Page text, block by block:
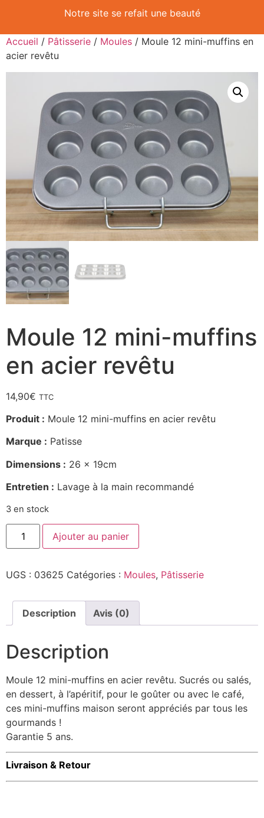
Notre site se refait une beauté
Accueil / Pâtisserie / Moules / Moule 12 mini-muffins en
acier revêtu
Moule 12 mini-muffins
en acier revêtu
14,90€ TTC
Produit : Moule 12 mini-muffins en acier revêtu
Marque : Patisse
Dimensions : 26 x 19cm
Entretien : Lavage à la main recommandé
3 en stock
Ajouter au panier
UGS : 03625 Catégories : Moules, Pâtisserie
Description Avis (0)
Description
Moule 12 mini-muffins en acier revêtu. Sucrés ou salés,
en dessert, à l’apéritif, pour le goûter ou avec le café,
ces mini-muffins maison seront appréciés par tous les
gourmands !
Garantie 5 ans.
Livraison & Retour